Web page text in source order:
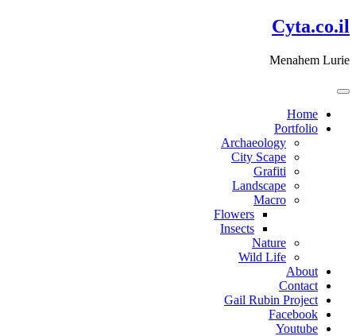
דלג
לתוכן
Cyta.co.il
Menahem Lurie
Home
Portfolio
Archaeology
City Scape
Grafiti
Landscape
Macro
Flowers
Insects
Nature
Wild Life
About
Contact
Gail Rubin Project
Facebook
Youtube